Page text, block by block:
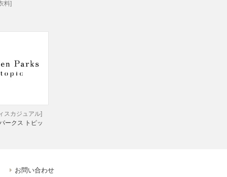
料]
スカジュアル]
ークス トピッ
お問い合わせ